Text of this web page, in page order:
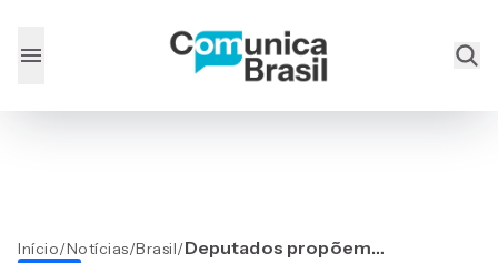
Início/Notícias/Brasil/Deputados propõem